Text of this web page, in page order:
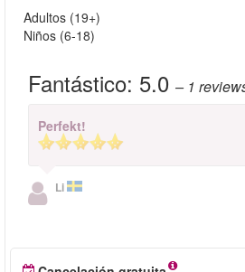
Adultos (19+)
Niños (6-18)
Fantástico: 5.0 – 1
Perfekt!
Li